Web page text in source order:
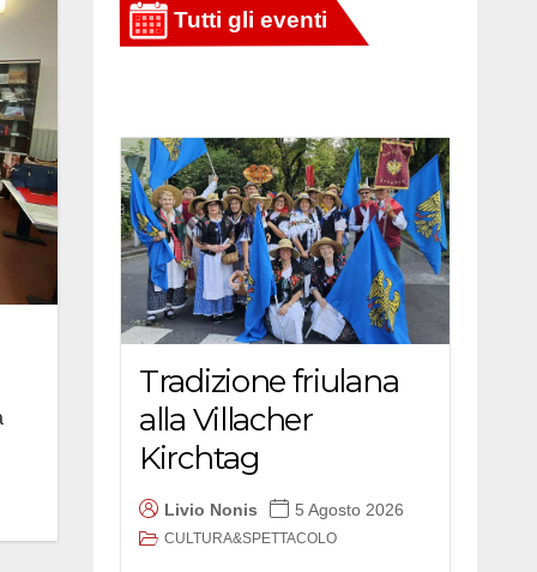
Tradizione friulana
alla Villacher
Kirchtag
Livio Nonis 5 Agosto 2026
CULTURA&SPETTACOLO